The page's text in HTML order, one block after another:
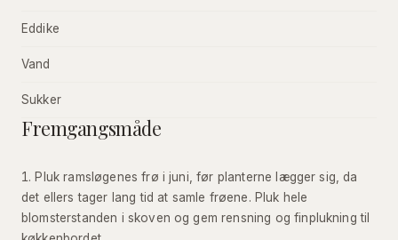
Eddike
Vand
Sukker
Fremgangsmåde
Pluk ramsløgenes frø i juni, før planterne lægger sig, da
det ellers tager lang tid at samle frøene. Pluk hele
blomsterstanden i skoven og gem rensning og finplukning til